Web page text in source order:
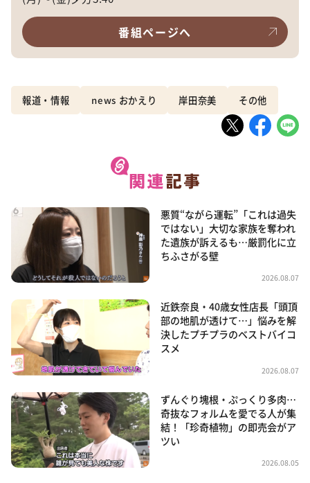
番組ページへ
報道・情報 news おかえり 岸田奈美 その他
悪質“ながら運転”「これは過失
ではない」大切な家族を奪われ
た遺族が訴えるも…厳罰化に立
ちふさがる壁
2026.08.07
近鉄奈良・40歳女性店長「頭頂
部の地肌が透けて…」悩みを解
決したプチプラのベストバイコ
スメ
2026.08.07
ずんぐり塊根・ぷっくり多肉…
奇抜なフォルムを愛でる人が集
結！「珍奇植物」の即売会がア
ツい
2026.08.05